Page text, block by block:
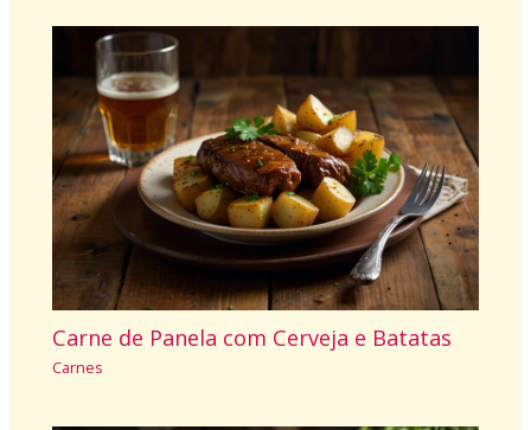
Carne de Panela com Cerveja e Batatas
Carnes